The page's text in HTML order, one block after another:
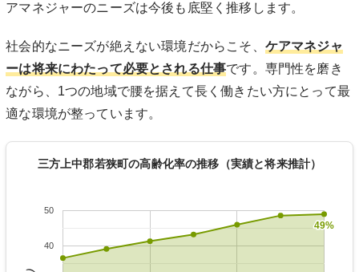
アマネジャーのニーズは今後も底堅く推移します。
社会的なニーズが絶えない環境だからこそ、 ケアマネジャ
ーは将来にわたって必要とされる仕事です。専門性を磨き
ながら、1つの地域で腰を据えて長く働きたい方にとって最
適な環境が整っています。
三方上中郡若狭町の高齢化率の推移（実績と将来推計）
40
50
49%
49%